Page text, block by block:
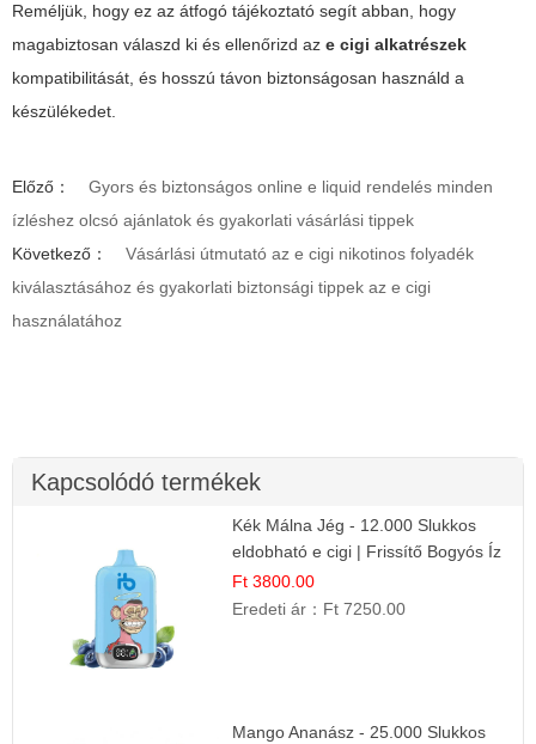
Reméljük, hogy ez az átfogó tájékoztató segít abban, hogy
magabiztosan válaszd ki és ellenőrizd az e cigi alkatrészek
kompatibilitását, és hosszú távon biztonságosan használd a
készülékedet.
Előző：
Gyors és biztonságos online e liquid rendelés minden
ízléshez olcsó ajánlatok és gyakorlati vásárlási tippek
Következő：
Vásárlási útmutató az e cigi nikotinos folyadék
kiválasztásához és gyakorlati biztonsági tippek az e cigi
használatához
Kapcsolódó termékek
Kék Málna Jég - 12.000 Slukkos
eldobható e cigi | Frissítő Bogyós Íz
Ft 3800.00
Eredeti ár： Ft 7250.00
Mango Ananász - 25.000 Slukkos